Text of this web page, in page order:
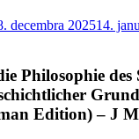
decembra 202514.
Philosophie des
Edition) – J